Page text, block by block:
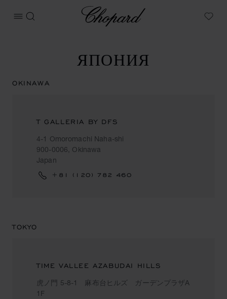
ОТКРЫТЬ МЕНЮ
ПОИСК
Chopard
My
ЯПОНИЯ
OKINAWA
T GALLERIA BY DFS
4-1 Omoromachi Naha-shi
900-0006, Okinawa
Japan
+81 (120) 782 460
TOKYO
TIME VALLEE AZABUDAI HILLS
虎ノ門 5-8-1 麻布台ヒルズ ガーデンプラザA
1F